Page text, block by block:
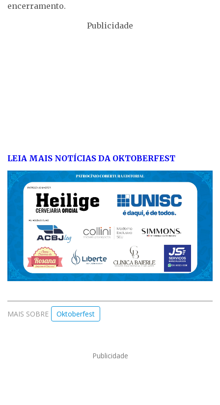
encerramento.
Publicidade
LEIA MAIS NOTÍCIAS DA OKTOBERFEST
MAIS SOBRE Oktoberfest
Publicidade